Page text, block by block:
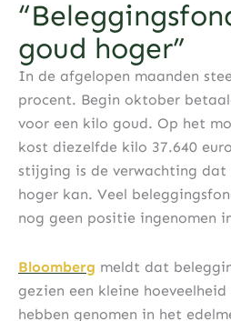
goud hoger”
In de afgelopen maanden
procent. Begin oktober
voor een kilo goud. Op het
kost diezelfde kilo 37.640
stijging is de verwachting dat
hoger kan. Veel
nog geen positie ingenomen
Bloomberg meldt dat
gezien een kleine
hebben genomen in het